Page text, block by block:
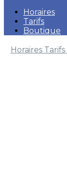
Horaires
Tarifs
Boutique
Horaires Tarifs